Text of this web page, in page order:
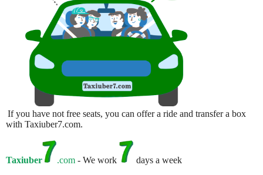
If you have not free seats, you can offer a ride and transfer a box
with Taxiuber7.com.
Taxiuber .com - We work days a week